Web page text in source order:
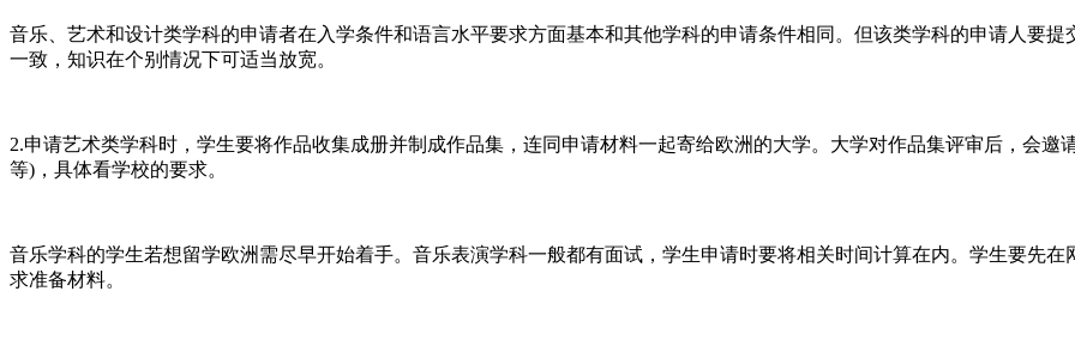
音乐、艺术和设计类学科的申请者在入学条件和语言水平要求方面基本和其他学科的申请条件相同。但该类学科的申请人要
一致，知识在个别情况下可适当放宽。
2.申请艺术类学科时，学生要将作品收集成册并制成作品集，连同申请材料一起寄给欧洲的大学。大学对作品集评审后，会
等)，具体看学校的要求。
音乐学科的学生若想留学欧洲需尽早开始着手。音乐表演学科一般都有面试，学生申请时要将相关时间计算在内。学生要先
求准备材料。